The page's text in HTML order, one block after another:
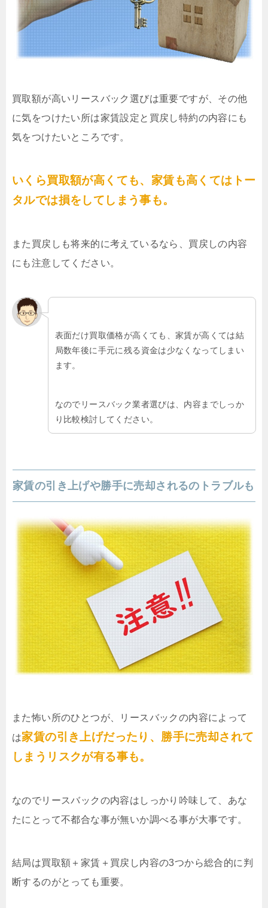
買取額が高いリースバック選びは重要ですが、その他
に気をつけたい所は家賃設定と買戻し特約の内容にも
気をつけたいところです。
いくら買取額が高くても、家賃も高くてはトー
タルでは損をしてしまう事も。
また買戻しも将来的に考えているなら、買戻しの内容
にも注意してください。
表面だけ買取価格が高くても、家賃が高くては結
局数年後に手元に残る資金は少なくなってしまい
ます。
なのでリースバック業者選びは、内容までしっか
り比較検討してください。
家賃の引き上げや勝手に売却されるのトラブルも
また怖い所のひとつが、リースバックの内容によって
は家賃の引き上げだったり、勝手に売却されて
しまうリスクが有る事も。
なのでリースバックの内容はしっかり吟味して、あな
たにとって不都合な事が無いか調べる事が大事です。
結局は買取額＋家賃＋買戻し内容の3つから総合的に判
断するのがとっても重要。